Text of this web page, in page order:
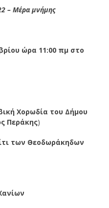
– Μέρα μνήμης
ώρα 11:00 πμ στο
Χορωδία του Δήμου
Περάκης)
των Θεοδωράκηδων